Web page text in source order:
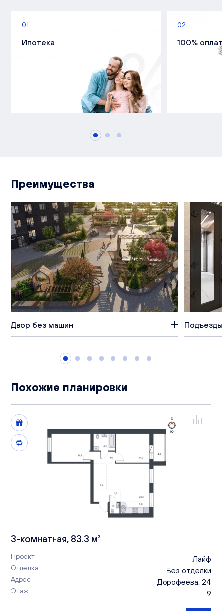
01
Ипотека
02
100%
Преимущества
Двор без машин
Похожие планировки
3-комнатная, 83.3 м²
Проект Лайф
Отделка Без отделки
Адрес Дорофеева, 24
Этаж 9